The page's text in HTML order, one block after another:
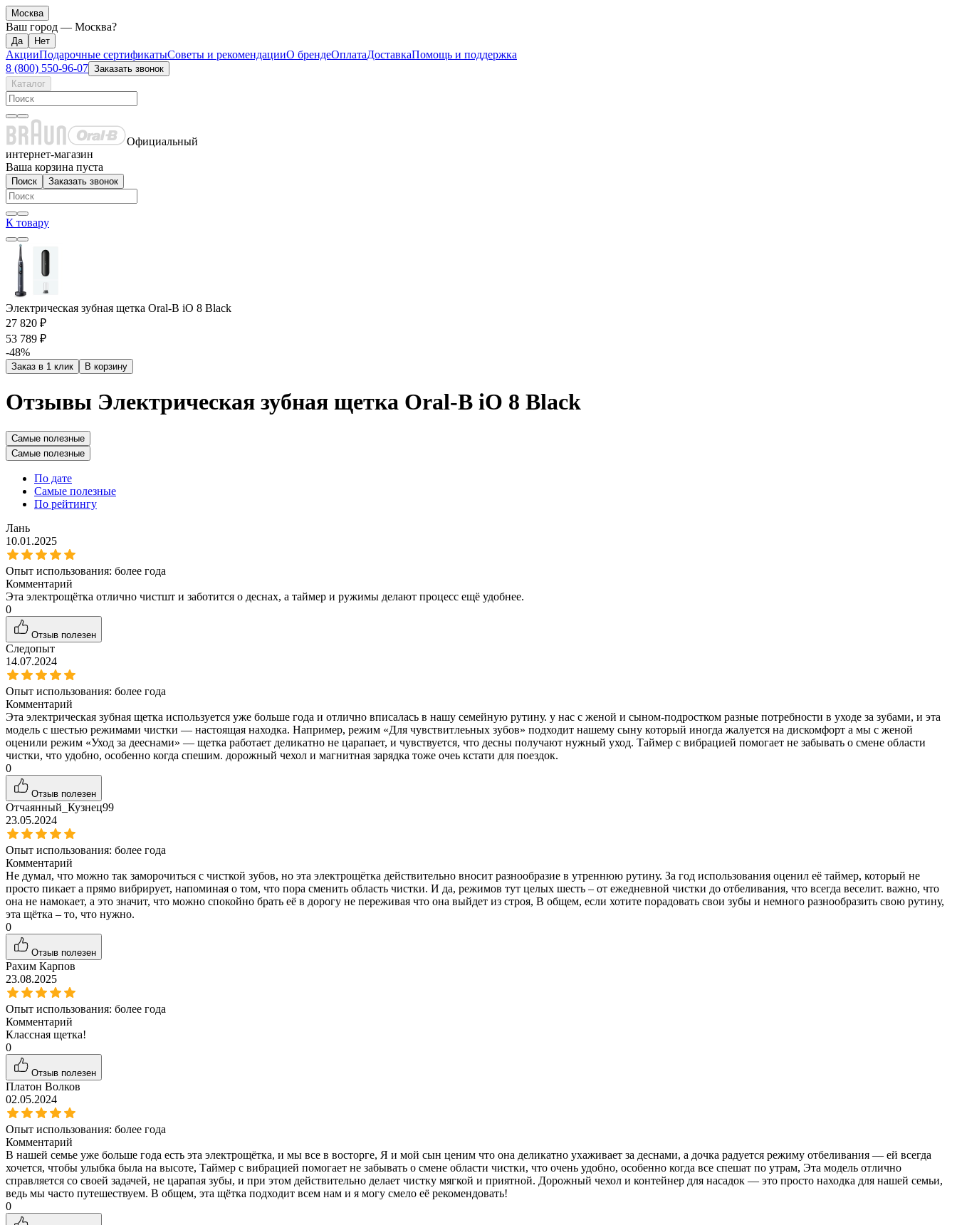
Москва
Ваш город — Москва?
АкцииПодарочные сертификатыСоветы и рекомендацииО брендеОплатаДоставкаПомощь и поддержка
8 (800) 550-96-07 Заказать звонок
Каталог
Официальный
интернет-магазин
Ваша корзина пуста
Поиск Заказать звонок
К товару
Электрическая зубная щетка Oral-B iO 8 Black
27 820 ₽
53 789 ₽
-48%
Заказ в 1 клик В корзину
Отзывы Электрическая зубная щетка Oral-B iO 8 Black
Самые полезные
Самые полезные
По дате
Самые полезные
По рейтингу
Лань
10.01.2025
Опыт использования: более года
Комментарий
Эта электрощётка отлично чистшт и заботится о деснах, а таймер и ружимы делают процесс ещё удобнее.
0
Отзыв полезен
Следопыт
14.07.2024
Опыт использования: более года
Комментарий
Эта электрическая зубная щетка используется уже больше года и отлично вписалась в нашу семейную рутину. у нас с женой и сыном-подростком разные потребности в уходе за зубами, и эта
модель с шестью режимами чистки — настоящая находка. Например, режим «Для чувствитлеьных зубов» подходит нашему сыну который иногда жалуется на дискомфорт а мы с женой
оценили режим «Уход за дееснами» — щетка работает деликатно не царапает, и чувствуется, что десны получают нужный уход. Таймер с вибрацией помогает не забывать о смене области
чистки, что удобно, особенно когда спешим. дорожный чехол и магнитная зарядка тоже очеь кстати для поездок.
0
Отзыв полезен
Отчаянный_Кузнец99
23.05.2024
Опыт использования: более года
Комментарий
Не думал, что можно так заморочиться с чисткой зубов, но эта электрощётка действительно вносит разнообразие в утреннюю рутину. За год использования оценил её таймер, который не
просто пикает а прямо вибрирует, напоминая о том, что пора сменить область чистки. И да, режимов тут целых шесть – от ежедневной чистки до отбеливания, что всегда веселит. важно, что
она не намокает, а это значит, что можно спокойно брать её в дорогу не переживая что она выйдет из строя, В общем, если хотите порадовать свои зубы и немного разнообразить свою рутину,
эта щётка – то, что нужно.
0
Отзыв полезен
Рахим Карпов
23.08.2025
Опыт использования: более года
Комментарий
Классная щетка!
0
Отзыв полезен
Платон Волков
02.05.2024
Опыт использования: более года
Комментарий
В нашей семье уже больше года есть эта электрощётка, и мы все в восторге, Я и мой сын ценим что она деликатно ухаживает за деснами, а дочка радуется режиму отбеливания — ей всегда
хочется, чтобы улыбка была на высоте, Таймер с вибрацией помогает не забывать о смене области чистки, что очень удобно, особенно когда все спешат по утрам, Эта модель отлично
справляется со своей задачей, не царапая зубы, и при этом действительно делает чистку мягкой и приятной. Дорожный чехол и контейнер для насадок — это просто находка для нашей семьи,
ведь мы часто путешествуем. В общем, эта щётка подходит всем нам и я могу смело её рекомендовать!
0